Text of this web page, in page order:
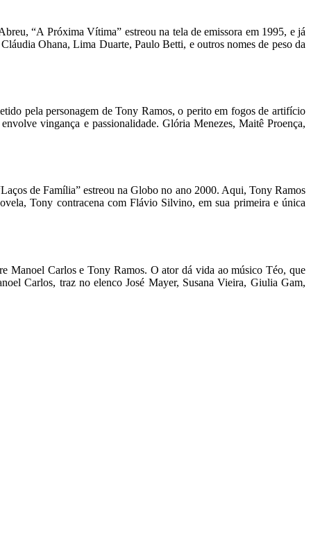
“A Próxima Vítima” estreou na tela de emissora em 1995, e já
Ohana, Lima Duarte, Paulo Betti, e outros nomes de peso da
pela personagem de Tony Ramos, o perito em fogos de artifício
vingança e passionalidade. Glória Menezes, Maitê Proença,
de Família” estreou na Globo no ano 2000. Aqui, Tony Ramos
Tony contracena com Flávio Silvino, em sua primeira e única
Manoel Carlos e Tony Ramos. O ator dá vida ao músico Téo, que
Carlos, traz no elenco José Mayer, Susana Vieira, Giulia Gam,